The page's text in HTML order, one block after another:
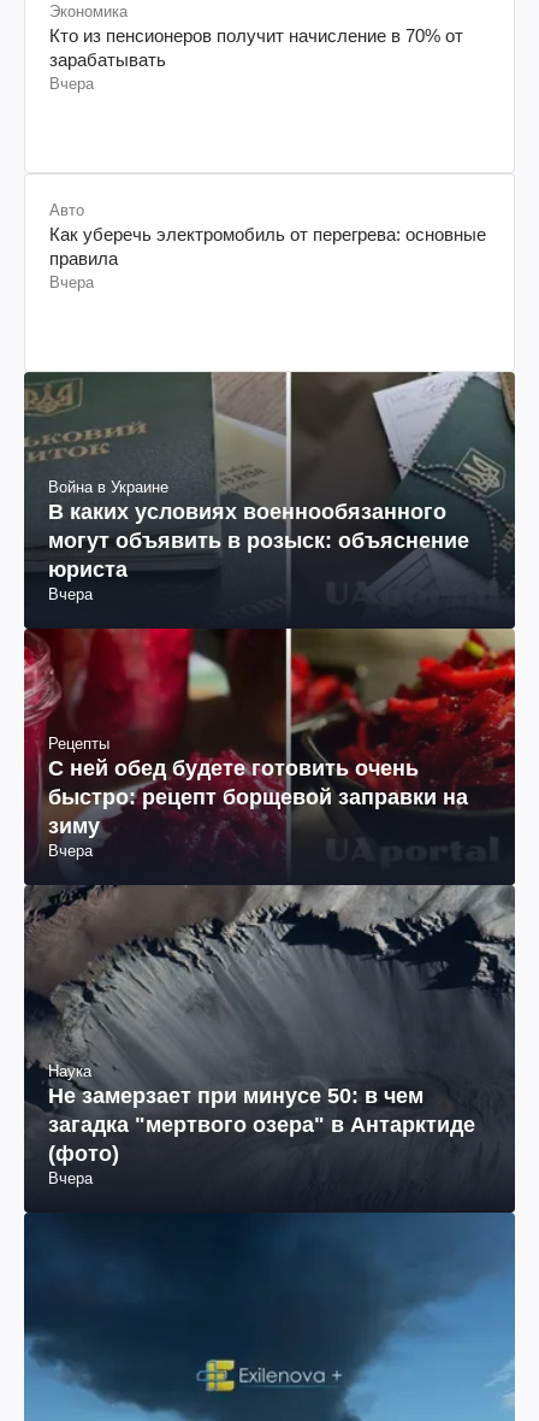
Экономика
Кто из пенсионеров получит начисление в 70% от
зарабатывать
Вчера
Авто
Как уберечь электромобиль от перегрева: основные
правила
Вчера
Война в Украине
В каких условиях военнообязанного
могут объявить в розыск: объяснение
юриста
Вчера
Рецепты
С ней обед будете готовить очень
быстро: рецепт борщевой заправки на
зиму
Вчера
Наука
Не замерзает при минусе 50: в чем
загадка "мертвого озера" в Антарктиде
(фото)
Вчера